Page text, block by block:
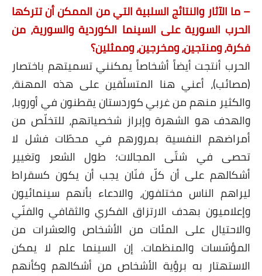
– ما الآثار والنتائج السلبية التي من الممكن أن تتركها
الحرب السورية على السينما الكوردية والسورية، من
فكرة، ومنتجين، ومخرجين، وممثلين؟
الحرب أنتجت أيضاً أشخاصاً يمكنني تسميتهم باختصار
(مصائب)، أعني هنا المتسلّقين على هذه المهنة،
والكثير منهم من غربي كوردستان يقطنون في أوروبا،
والهدف هو الشهرة وإبراز شخصياتهم، للتخلّص من
أمراضهم النفسية بمرورهم في محطّات فشل لا
تحصى في شتّى المجالات؛ طول الشعر وتغيير
أشكالهم على أن كلّ فنّان يجب أن يكون كسقراط
ليراهم الناس مختلفون، والادعاء بأنهم سينمائيون
وإعلاميون بهدف الارتزاق الفكري والثقافي والفنّي
والاحتيال على المئات من الأشخاص والعشرات من
المؤسّسات والمنظمات. إن السينما علم لا يمكن
الاستهتار به برؤية الأشخاص من أشكالهم وكأنهم